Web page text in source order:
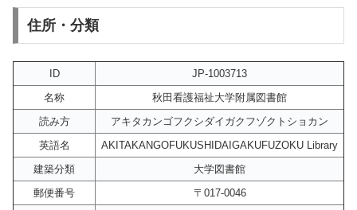
住所・分類
ID
JP-1003713
名称
秋田看護福祉大学附属図書館
読み方
アキタカンゴフクシダイガクフゾクトショカン
英語名
AKITAKANGOFUKUSHIDAIGAKUFUZOKU Library
建築分類
大学図書館
郵便番号
〒017-0046